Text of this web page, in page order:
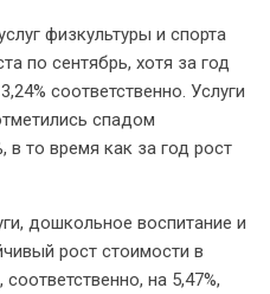
физкультуры и спорта
по сентябрь, хотя за год
соответственно. Услуги
спадом
в то время как за год рост
дошкольное воспитание и
рост стоимости в
на 5,47%,